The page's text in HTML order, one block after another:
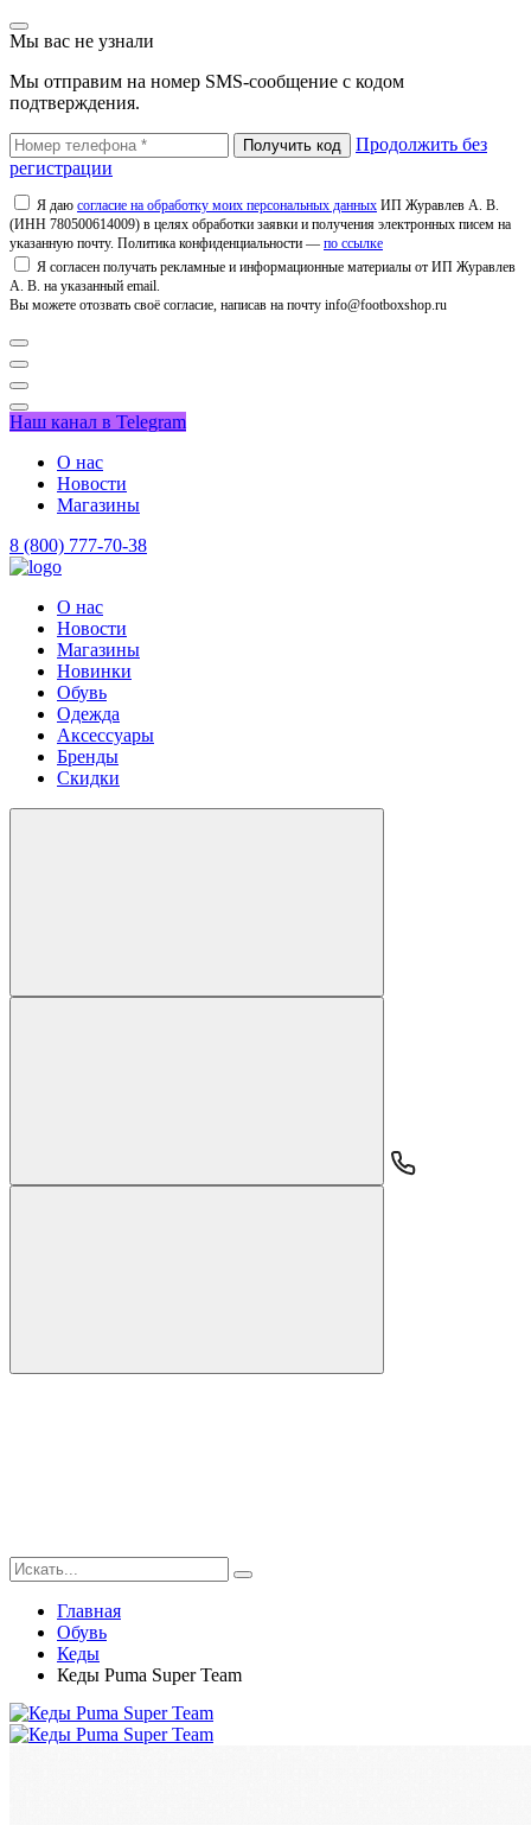
Мы вас не узнали
Мы отправим на номер SMS-сообщение с кодом
подтверждения.
Продолжить без
регистрации
Я даю согласие на обработку моих персональных данных ИП Журавлев А. В.
(ИНН 780500614009) в целях обработки заявки и получения электронных писем на
указанную почту. Политика конфиденциальности — по ссылке
Я согласен получать рекламные и информационные материалы от ИП Журавлев
А. В. на указанный email.
Вы можете отозвать своё согласие, написав на почту info@footboxshop.ru
Наш канал в Telegram
О нас
Новости
Магазины
8 (800) 777-70-38
О нас
Новости
Магазины
Новинки
Обувь
Одежда
Аксессуары
Бренды
Скидки
Главная
Обувь
Кеды
Кеды Puma Super Team